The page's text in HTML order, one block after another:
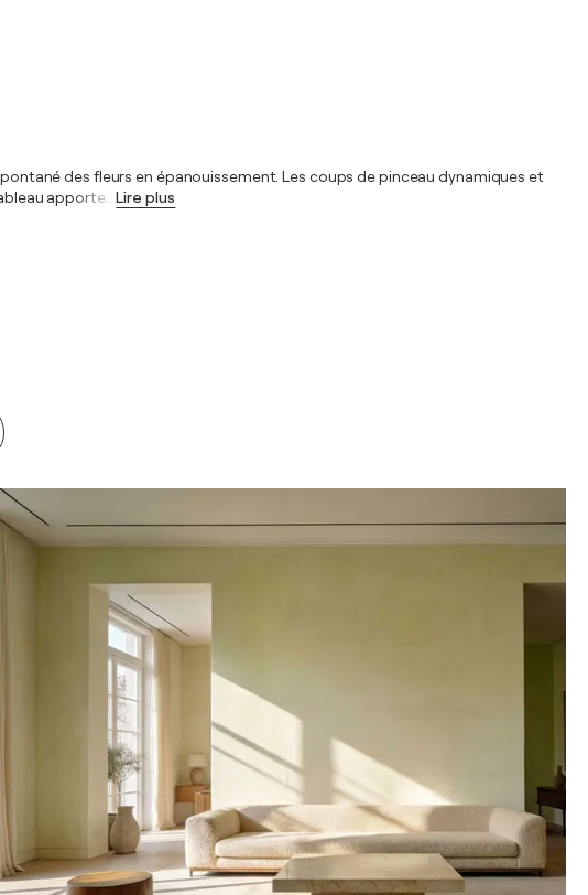
des fleurs en épanouissement. Les coups de pinceau dynamiques et
apporte
Lire plus